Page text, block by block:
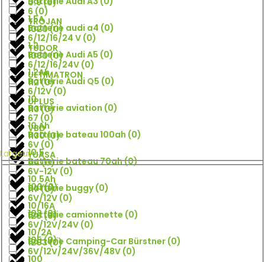
Batterie audi a4 (0)
Batterie Audi A5 (0)
Batterie Audi Q5 (0)
Batterie aviation (0)
Batterie bateau 100ah (0)
Batterie bateau 70ah(0)
Batterie buggy(0)
Batterie camionnette (0)
Batterie Camping-Car Bürstner (0)
6 (0)
6/12/16/24 V (0)
6/12/16/24V (0)
6/12V(0)
67 (0)
6V (0)
6V-12V (0)
6V/12V (0)
6V/12V/24V (0)
6V/12V/24V/36V/48V (0)
TROJAN
TUDOR
ULTIMATRON
UPLUS
VBD
YUASA
1,5A
1.2
1.2Ah
10
10 Ah
10.5
10.5Ah
10/16A
10/2A
100
1020(0)
1060(0)
112(0)
113(0)
1130(0)
114(0)
117(0)
120(0)
1203(0)
Largeur
100(0)
102(0)
105(0)